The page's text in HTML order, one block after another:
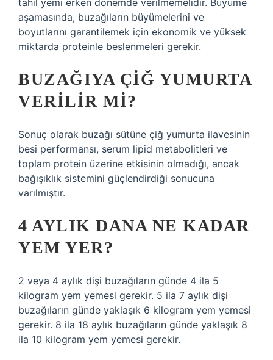
tahıl yemi erken dönemde verilmemelidir. Büyüme
aşamasında, buzağıların büyümelerini ve
boyutlarını garantilemek için ekonomik ve yüksek
miktarda proteinle beslenmeleri gerekir.
BUZAĞIYA ÇIĞ YUMURTA
VERILIR MI?
Sonuç olarak buzağı sütüne çiğ yumurta ilavesinin
besi performansı, serum lipid metabolitleri ve
toplam protein üzerine etkisinin olmadığı, ancak
bağışıklık sistemini güçlendirdiği sonucuna
varılmıştır.
4 AYLIK DANA NE KADAR
YEM YER?
2 veya 4 aylık dişi buzağıların günde 4 ila 5
kilogram yem yemesi gerekir. 5 ila 7 aylık dişi
buzağıların günde yaklaşık 6 kilogram yem yemesi
gerekir. 8 ila 18 aylık buzağıların günde yaklaşık 8
ila 10 kilogram yem yemesi gerekir.